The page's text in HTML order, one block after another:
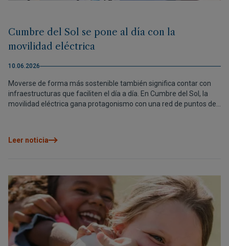
Cumbre del Sol se pone al día con la
movilidad eléctrica
10.06.2026
Moverse de forma más sostenible también significa contar con
infraestructuras que faciliten el día a día. En Cumbre del Sol, la
movilidad eléctrica gana protagonismo con una red de puntos de
Leer noticia